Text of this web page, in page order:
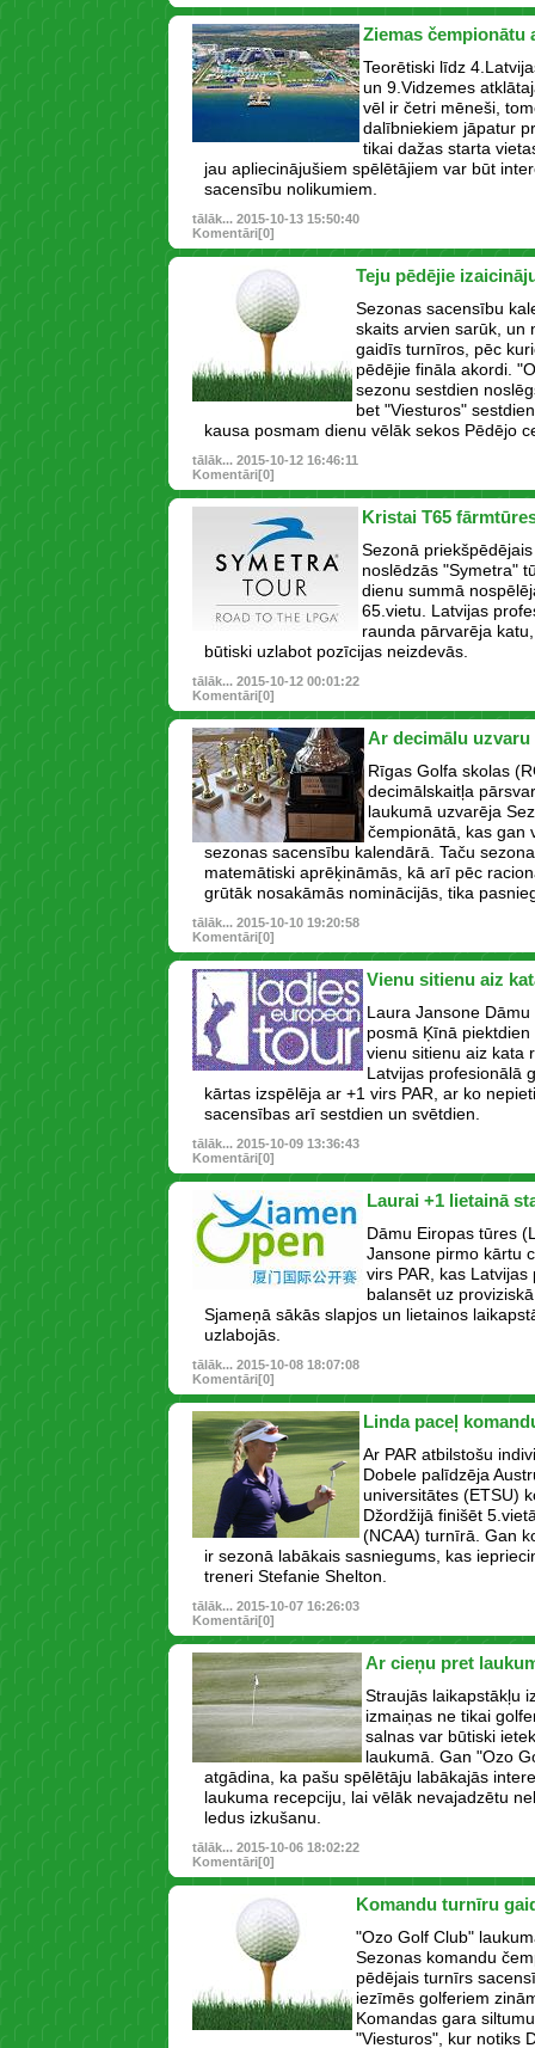
Ziemas čempionātu
Teorētiski līdz
un 9.Vidzemes
vēl ir četri mēneši,
dalībniekiem jāpatur
tikai dažas starta
jau apliecinājušiem spēlētājiem var būt
sacensību nolikumiem.
tālāk... 2015-10-13 15:50:40
Komentāri[0]
Teju pēdējie
Sezonas sacensību
skaits arvien sarūk, un
gaidīs turnīros, pēc
pēdējie fināla akordi.
sezonu sestdien
bet "Viesturos"
kausa posmam dienu vēlāk sekos Pēdējo
tālāk... 2015-10-12 16:46:11
Komentāri[0]
Kristai T65
Sezonā
noslēdzās "Symetra"
dienu summā
65.vietu. Latvijas
raunda pārvarēja
būtiski uzlabot pozīcijas neizdevās.
tālāk... 2015-10-12 00:01:22
Komentāri[0]
Ar decimālu uzvaru
Rīgas Golfa skolas
decimālskaitļa
laukumā uzvarēja
čempionātā, kas gan
sezonas sacensību kalendārā. Taču
matemātiski aprēķināmās, kā arī pēc
grūtāk nosakāmās nominācijās, tika
tālāk... 2015-10-10 19:20:58
Komentāri[0]
Vienu sitienu aiz
Laura Jansone
posmā Ķīnā
vienu sitienu aiz kata
Latvijas profesionālā
kārtas izspēlēja ar +1 virs PAR, ar ko
sacensības arī sestdien un svētdien.
tālāk... 2015-10-09 13:36:43
Komentāri[0]
Laurai +1 lietainā
Dāmu Eiropas tūres
Jansone pirmo kārtu
virs PAR, kas
balansēt uz
Sjameņā sākās slapjos un lietainos
uzlabojās.
tālāk... 2015-10-08 18:07:08
Komentāri[0]
Linda paceļ
Ar PAR atbilstošu
Dobele palīdzēja
universitātes (ETSU)
Džordžijā finišēt
(NCAA) turnīrā. Gan
ir sezonā labākais sasniegums, kas
treneri Stefanie Shelton.
tālāk... 2015-10-07 16:26:03
Komentāri[0]
Ar cieņu pret
Straujās laikapstākļu
izmaiņas ne tikai
salnas var būtiski
laukumā. Gan "Ozo
atgādina, ka pašu spēlētāju labākajās
laukuma recepciju, lai vēlāk nevajadzētu
ledus izkušanu.
tālāk... 2015-10-06 18:02:22
Komentāri[0]
Komandu turnīru
"Ozo Golf Club"
Sezonas komandu
pēdējais turnīrs
iezīmēs golferiem
Komandas gara
"Viesturos", kur notiks